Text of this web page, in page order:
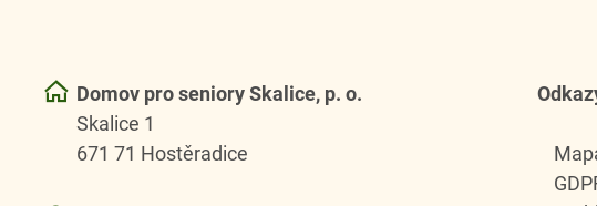
Domov pro seniory Skalice, p. o.
Skalice 1
671 71 Hostěradice